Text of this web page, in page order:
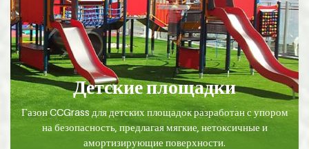
Детские площадки
Газон CCGrass для детских площадок разработан с упором
на безопасность, предлагая мягкие, нетоксичные и
амортизирующие поверхности.